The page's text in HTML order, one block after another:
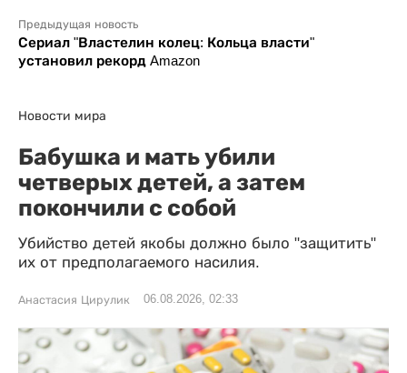
Предыдущая новость
Сериал "Властелин колец: Кольца власти"
установил рекорд Amazon
Новости мира
Бабушка и мать убили
четверых детей, а затем
покончили с собой
Убийство детей якобы должно было "защитить"
их от предполагаемого насилия.
Анастасия Цирулик 06.08.2026, 02:33